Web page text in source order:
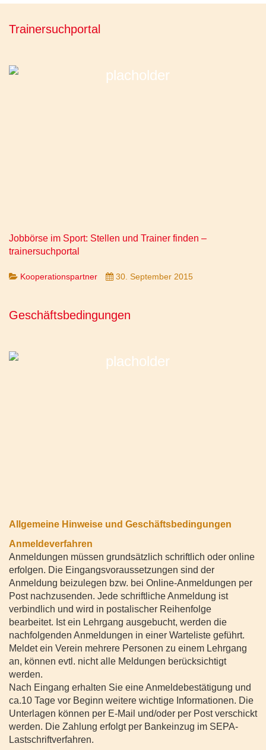
Trainersuchportal
Jobbörse im Sport: Stellen und Trainer finden –
trainersuchportal
Kooperationspartner 30. September 2015
Geschäftsbedingungen
Allgemeine Hinweise und Geschäftsbedingungen
Anmeldeverfahren
Anmeldungen müssen grundsätzlich schriftlich oder online
erfolgen. Die Eingangsvoraussetzungen sind der
Anmeldung beizulegen bzw. bei Online-Anmeldungen per
Post nachzusenden. Jede schriftliche Anmeldung ist
verbindlich und wird in postalischer Reihenfolge
bearbeitet. Ist ein Lehrgang ausgebucht, werden die
nachfolgenden Anmeldungen in einer Warteliste geführt.
Meldet ein Verein mehrere Personen zu einem Lehrgang
an, können evtl. nicht alle Meldungen berücksichtigt
werden.
Nach Eingang erhalten Sie eine Anmeldebestätigung und
ca.10 Tage vor Beginn weitere wichtige Informationen. Die
Unterlagen können per E-Mail und/oder per Post verschickt
werden. Die Zahlung erfolgt per Bankeinzug im SEPA-
Lastschriftverfahren.